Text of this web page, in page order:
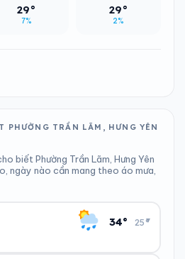
29°
7%
29°
2%
TRẦN LÃM, HƯNG YÊN
biết Phường Trần Lãm, Hưng Yên
ngày nào cần mang theo áo mưa,
34° 25°
▾